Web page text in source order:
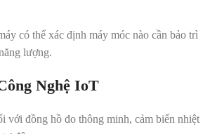
có thể xác định máy móc nào cần bảo trì
lượng.
Nghệ IoT
với đồng hồ đo thông minh, cảm biến nhiệt